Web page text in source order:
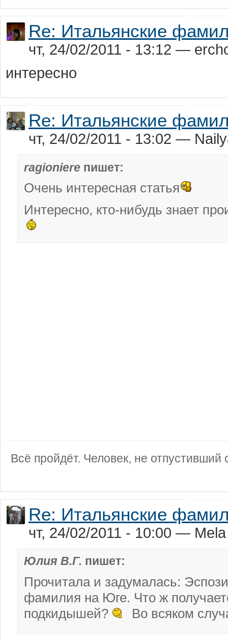
Re: Итальянские
чт, 24/02/2011 - 13:12 —
интересно
Re: Итальянские
чт, 24/02/2011 - 13:02 —
ragioniere пишет:
Очень интересная статья
Интересно, кто-нибудь знает
Всё пройдёт. Человек, не отпустивший
Re: Итальянские
чт, 24/02/2011 - 10:00 — Mela
Юлия В.Г. пишет:
Прочитала и задумалась:
фамилия на Юге. Что ж
подкидышей?
Во всяком